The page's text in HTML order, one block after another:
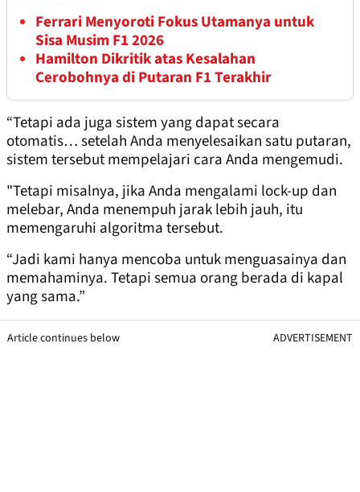
Ferrari Menyoroti Fokus Utamanya untuk
Sisa Musim F1 2026
Hamilton Dikritik atas Kesalahan
Cerobohnya di Putaran F1 Terakhir
“Tetapi ada juga sistem yang dapat secara
otomatis… setelah Anda menyelesaikan satu putaran,
sistem tersebut mempelajari cara Anda mengemudi.
"Tetapi misalnya, jika Anda mengalami lock-up dan
melebar, Anda menempuh jarak lebih jauh, itu
memengaruhi algoritma tersebut.
“Jadi kami hanya mencoba untuk menguasainya dan
memahaminya. Tetapi semua orang berada di kapal
yang sama.”
Article continues below ADVERTISEMENT